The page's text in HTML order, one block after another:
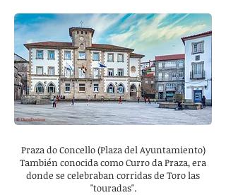
Praza do Concello (Plaza del Ayuntamiento)
También conocida como Curro da Praza, era
donde se celebraban corridas de Toro las
"touradas".